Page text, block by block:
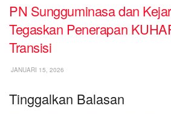
PN Sungguminasa dan
Tegaskan Penerapan
Transisi
JANUARI 15, 2026
Tinggalkan Balasan